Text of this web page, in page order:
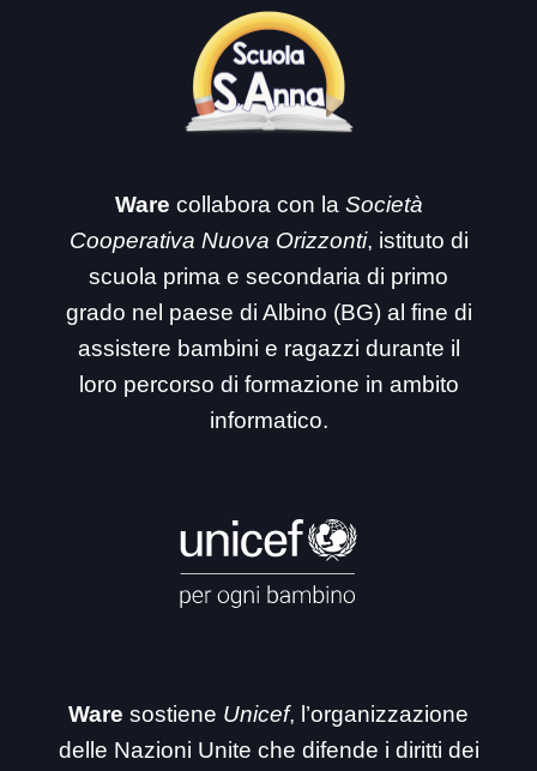
Ware collabora con la Società
Cooperativa Nuova Orizzonti, istituto di
scuola prima e secondaria di primo
grado nel paese di Albino (BG) al fine di
assistere bambini e ragazzi durante il
loro percorso di formazione in ambito
informatico.
Ware sostiene Unicef, l’organizzazione
delle Nazioni Unite che difende i diritti dei